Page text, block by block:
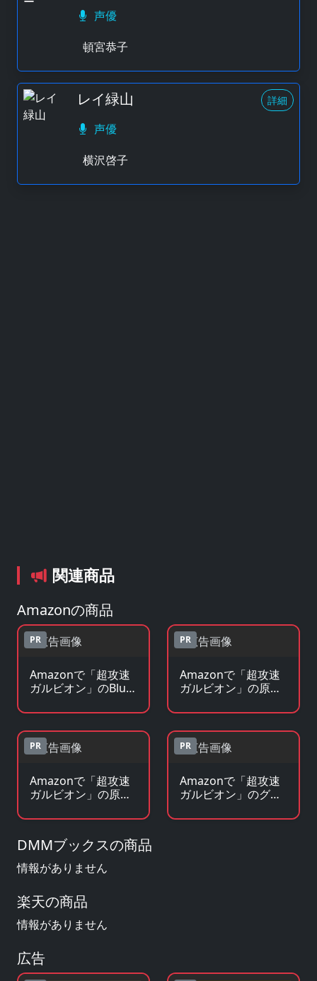
声優
頓宮恭子
レイ緑山 詳細
声優
横沢啓子
関連商品
Amazonの商品
PR
Amazonで「超攻速
ガルビオン」のBlu-
PR
Amazonで「超攻速
ガルビオン」の原作
PR
Amazonで「超攻速
ガルビオン」の原作
PR
Amazonで「超攻速
ガルビオン」のグッ
る
DMMブックスの商品
情報がありません
楽天の商品
情報がありません
広告